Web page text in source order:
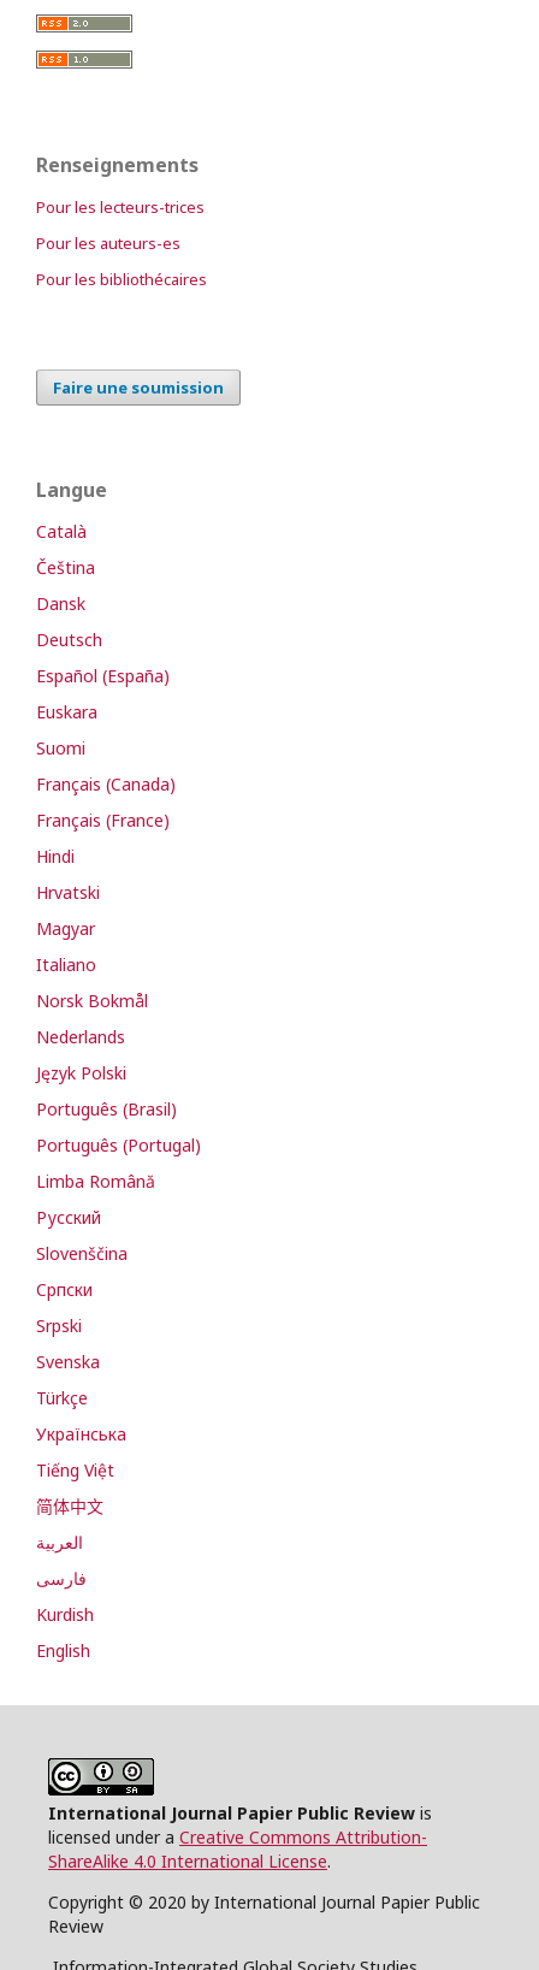
Renseignements
Pour les lecteurs-trices
Pour les auteurs-es
Pour les bibliothécaires
Faire une soumission
Langue
Català
Čeština
Dansk
Deutsch
Español (España)
Euskara
Suomi
Français (Canada)
Français (France)
Hindi
Hrvatski
Magyar
Italiano
Norsk Bokmål
Nederlands
Język Polski
Português (Brasil)
Português (Portugal)
Limba Română
Русский
Slovenščina
Cрпски
Srpski
Svenska
Türkçe
Українська
Tiếng Việt
简体中文
العربية
فارسی
Kurdish
English
International Journal Papier Public Review is
licensed under a Creative Commons Attribution-
ShareAlike 4.0 International License.
Copyright © 2020 by International Journal Papier Public
Review